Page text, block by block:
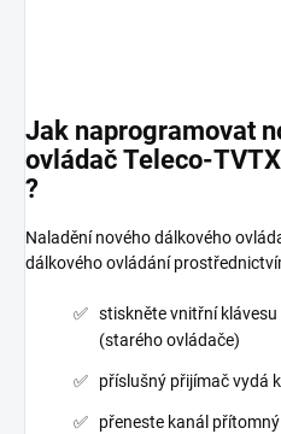
Jak naprogramovat
ovládač Teleco-
?
Naladění nového dálkového
dálkového ovládání
stiskněte vnitřní
(starého ovládače)
příslušný přijímač vydá
přeneste kanál